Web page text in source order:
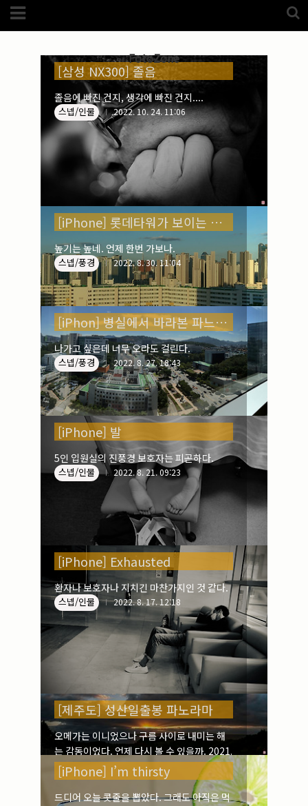
Category
(5989)
(1192)
(33)
뉴질랜드(18)
(20)
(75)
모로코(52)
미국_캐나다(105)
(305)
스웨덴(8)
스페인(193)
(68)
(32)
(14)
(38)
(3825)
(2217)
(201)
크로즈업(1140)
실내_정물(170)
성당_성지(89)
故최규동(7)
(606)
(267)
사진전시회(24)
(184)
(57)
(14)
(9)
FotoZone
[삼성 NX300] 졸음
졸음에 빠진 건지, 생각에 빠진 건지....
스넵/인물 2022. 10. 24. 11:06
[iPhone] 롯데타워가 보이는 파노라마
높기는 높네. 언제 한번 가보나.
스넵/풍경 2022. 8. 30. 11:04
[iPhon] 병실에서 바라본 파느라마
나가고 싶은데 너무 오라도 걸린다.
스넵/풍경 2022. 8. 27. 18:43
[iPhone] 발
5인 입원실의 진풍경 보호자는 피곤하다.
스넵/인물 2022. 8. 21. 09:23
[iPhone] Exhausted
환자나 보호자나 지치긴 마찬가지인 것 같다.
스넵/인물 2022. 8. 17. 12:18
[제주도] 성산일출봉 파노라마
오메가는 이니었으나 구름 사이로 내미는 해
는 감동이었다. 언제 다시 볼 수 있을까. 2021.
11. 24
스넵/풍경 2022. 8. 14. 13:22
[iPhone] I’m thirsty
드디어 오늘 콧줄을 뽑았다. 그래도 아직은 먹